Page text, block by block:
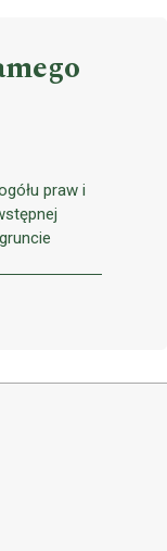
praw i